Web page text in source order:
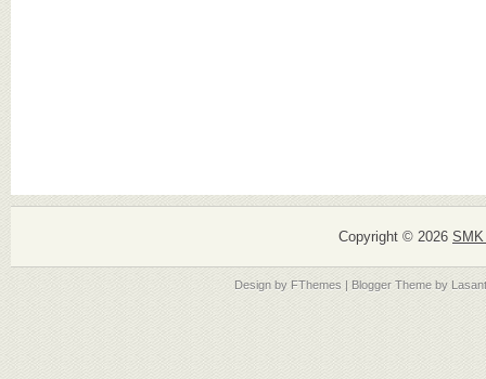
Copyright © 2026
Design by FThemes | Blogger Theme by